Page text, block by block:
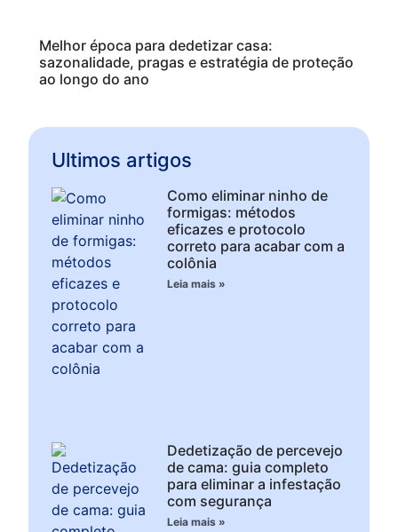
Melhor época para dedetizar casa:
sazonalidade, pragas e estratégia de proteção
ao longo do ano
Ultimos artigos
Como eliminar ninho de
formigas: métodos
eficazes e protocolo
correto para acabar com a
colônia
Leia mais »
Dedetização de percevejo
de cama: guia completo
para eliminar a infestação
com segurança
Leia mais »